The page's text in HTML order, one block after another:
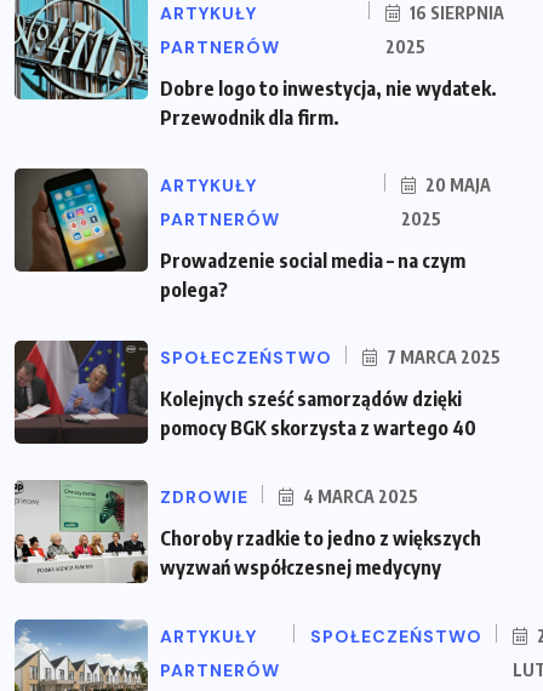
ARTYKUŁY
PARTNERÓW
16 SIERPNIA
2025
Dobre logo to inwestycja, nie wydatek.
Przewodnik dla firm.
ARTYKUŁY
PARTNERÓW
20 MAJA
2025
Prowadzenie social media – na czym
polega?
SPOŁECZEŃSTWO 7 MARCA 2025
Kolejnych sześć samorządów dzięki
pomocy BGK skorzysta z wartego 40
ZDROWIE 4 MARCA 2025
Choroby rzadkie to jedno z większych
wyzwań współczesnej medycyny
ARTYKUŁY
PARTNERÓW
SPOŁECZEŃSTWO